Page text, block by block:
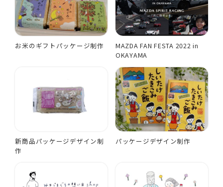
お米のギフトパッケージ制作
MAZDA FAN FESTA 2022 in
OKAYAMA
新商品パッケージデザイン制
作
パッケージデザイン制作